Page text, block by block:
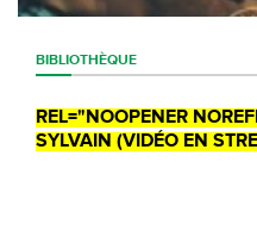
BIBLIOTHÈQUE
REL="NOOPENER
SYLVAIN (VIDÉO EN